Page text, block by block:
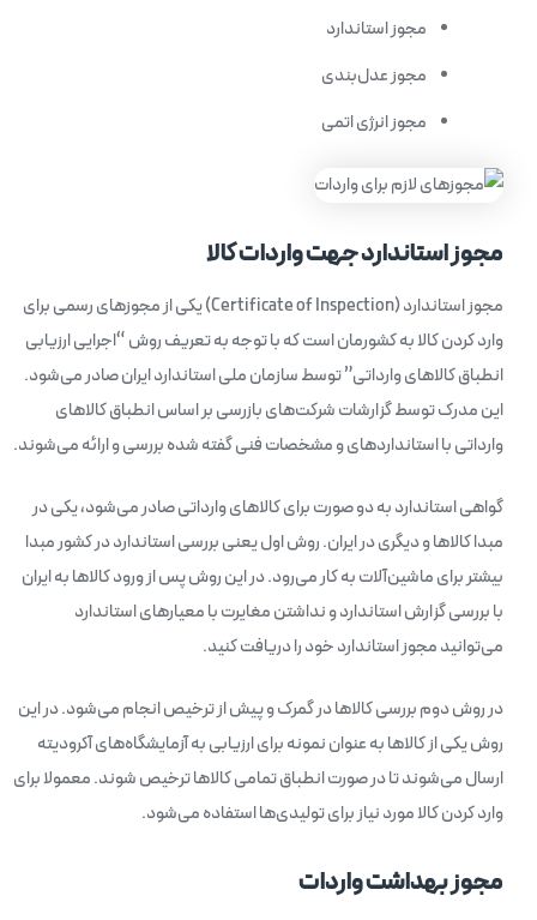
مجوز استاندارد
مجوز عدل‌بندی
مجوز انرژی اتمی
مجوز استاندارد جهت واردات کالا
مجوز استاندارد (Certificate of Inspection‌) یکی از مجوزهای رسمی برای
وارد کردن کالا به کشورمان است که با توجه به تعریف روش “اجرایی ارزیابی
انطباق کالاهای وارداتی” توسط سازمان ملی استاندارد ایران صادر می‌شود.
این مدرک توسط گزارشات شرکت‌های بازرسی بر اساس انطباق کالاهای
وارداتی با استانداردهای و مشخصات فنی گفته شده بررسی و ارائه می‌شوند.
گواهی استاندارد به دو صورت برای کالاهای وارداتی صادر می‌شود، یکی در
مبدا کالاها و دیگری در ایران. روش اول یعنی بررسی استاندارد در کشور مبدا
بیشتر برای ماشین‌آلات به کار می‌رود. در این روش پس از ورود کالاها به ایران
با بررسی گزارش استاندارد و نداشتن مغایرت با معیارهای استاندارد
می‌توانید مجوز استاندارد خود را دریافت کنید.
در روش دوم بررسی کالاها در گمرک و پیش از ترخیص انجام می‌شود. در این
روش یکی از کالاها به عنوان نمونه برای ارزیابی به آزمایشگاه‌های آکرودیته
ارسال می‌شوند تا در صورت انطباق تمامی کالاها ترخیص شوند. معمولا برای
وارد کردن کالا مورد نیاز برای تولیدی‌ها استفاده می‌شود.
مجوز بهداشت واردات